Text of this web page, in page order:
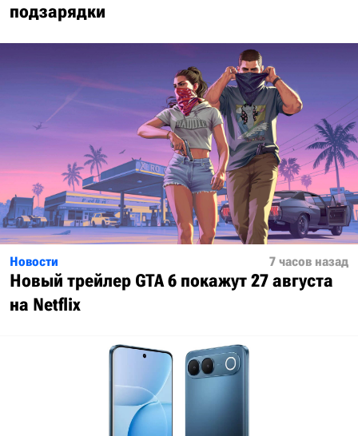
подзарядки
Новости 7 часов назад
Новый трейлер GTA 6 покажут 27 августа
на Netflix